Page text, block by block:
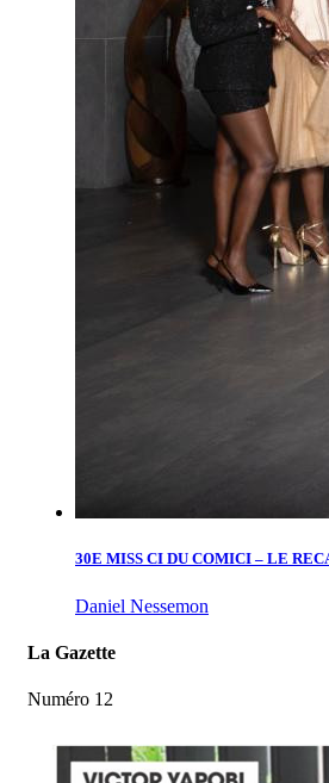
30E MISS CI DU COMICI – LE
Daniel Nessemon
La Gazette
Numéro 12